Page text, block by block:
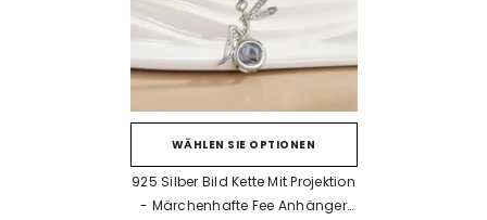
WÄHLEN SIE OPTIONEN
925 Silber Bild Kette Mit Projektion
- Märchenhafte Fee Anhänger